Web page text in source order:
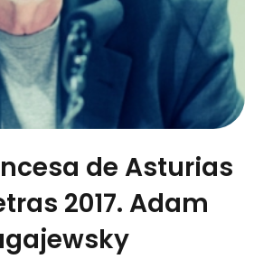
de Asturias
2017. Adam